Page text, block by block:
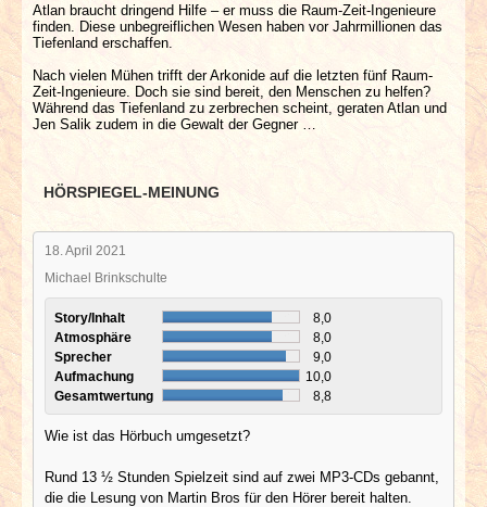
Atlan braucht dringend Hilfe – er muss die Raum-Zeit-Ingenieure
finden. Diese unbegreiflichen Wesen haben vor Jahrmillionen das
Tiefenland erschaffen.
Nach vielen Mühen trifft der Arkonide auf die letzten fünf Raum-
Zeit-Ingenieure. Doch sie sind bereit, den Menschen zu helfen?
Während das Tiefenland zu zerbrechen scheint, geraten Atlan und
Jen Salik zudem in die Gewalt der Gegner …
HÖRSPIEGEL-MEINUNG
18. April 2021
Michael Brinkschulte
Story/Inhalt
8,0
Atmosphäre
8,0
Sprecher
9,0
Aufmachung
10,0
Gesamtwertung
8,8
Wie ist das Hörbuch umgesetzt?
Rund 13 ½ Stunden Spielzeit sind auf zwei MP3-CDs gebannt,
die die Lesung von Martin Bros für den Hörer bereit halten.